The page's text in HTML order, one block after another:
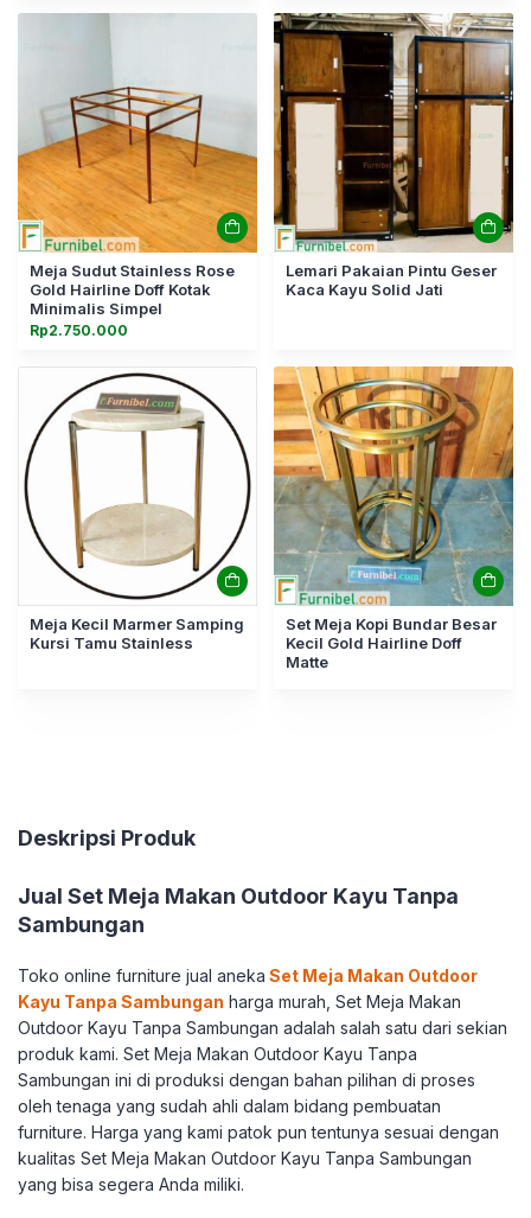
Meja Sudut Stainless Rose
Gold Hairline Doff Kotak
Minimalis Simpel
Rp2.750.000
Lemari Pakaian Pintu Geser
Kaca Kayu Solid Jati
Meja Kecil Marmer Samping
Kursi Tamu Stainless
Set Meja Kopi Bundar Besar
Kecil Gold Hairline Doff
Matte
Deskripsi Produk
Jual Set Meja Makan Outdoor Kayu Tanpa
Sambungan
Toko online furniture jual aneka Set Meja Makan Outdoor
Kayu Tanpa Sambungan harga murah, Set Meja Makan
Outdoor Kayu Tanpa Sambungan adalah salah satu dari sekian
produk kami. Set Meja Makan Outdoor Kayu Tanpa
Sambungan ini di produksi dengan bahan pilihan di proses
oleh tenaga yang sudah ahli dalam bidang pembuatan
furniture. Harga yang kami patok pun tentunya sesuai dengan
kualitas Set Meja Makan Outdoor Kayu Tanpa Sambungan
yang bisa segera Anda miliki.